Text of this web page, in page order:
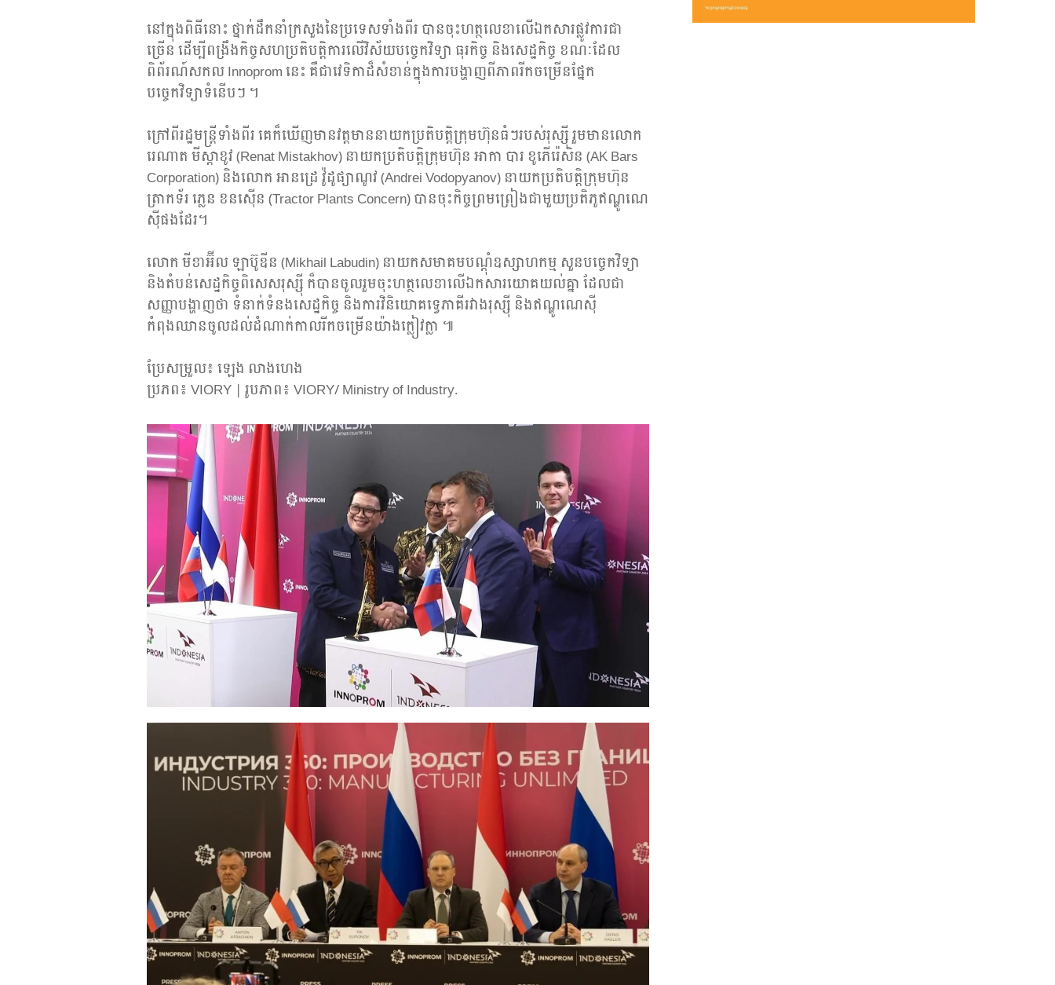
នៅក្នុងពិធីនោះ ថ្នាក់ដឹកនាំក្រសួងនៃប្រទេសទាំងពីរ បានចុះហត្ថលេខាលើឯកសារផ្លូវការជា
ច្រើន ដើម្បីពង្រឹងកិច្ចសហប្រតិបត្តិការលើវិស័យបច្ចេកវិទ្យា ធុរកិច្ច និងសេដ្ឋកិច្ច ខណៈដែល
ពិព័រណ៍សកល Innoprom នេះ គឺជាវេទិកាដ៏សំខាន់ក្នុងការបង្ហាញពីភាពរីកចម្រើនផ្នែក
បច្ចេកវិទ្យាទំនើបៗ ។
ក្រៅពីរដ្ឋមន្ត្រីទាំងពីរ គេក៏ឃើញមានវត្តមាននាយកប្រតិបត្តិក្រុមហ៊ុនធំៗរបស់រុស្ស៊ី រួមមានលោក
រេណាត មីស្តាខូវ (Renat Mistakhov) នាយកប្រតិបត្តិក្រុមហ៊ុន អាកា​ បារ​ ខូភើរ៉េសិន (AK Bars
Corporation) និងលោក អានដ្រេ វ៉ូដូផ្យាណូវ (Andrei Vodopyanov) នាយកប្រតិបត្តិក្រុមហ៊ុន
ត្រាកទ័រ ភ្លេន ខនស៊ើន (Tractor Plants Concern) បានចុះកិច្ចព្រមព្រៀងជាមួយប្រតិភូឥណ្ឌូណេ
ស៊ីផងដែរ​។
លោក មីខាអ៊ីល ឡាប៊ូឌីន (Mikhail Labudin) នាយកសមាគមបណ្តុំឧស្សាហកម្ម សួនបច្ចេកវិទ្យា
និងតំបន់សេដ្ឋកិច្ចពិសេសរុស្ស៊ី ក៏បានចូលរួមចុះហត្ថលេខាលើឯកសារយោគយល់គ្នា ដែលជា
សញ្ញាបង្ហាញថា ទំនាក់ទំនងសេដ្ឋកិច្ច និងការវិនិយោគទ្វេភាគីរវាងរុស្ស៊ី និងឥណ្ឌូណេស៊ី
កំពុងឈានចូលដល់ដំណាក់កាលរីកចម្រើនយ៉ាងក្លៀវក្លា ៕
ប្រែសម្រួល៖ ឡេង លាងហេង
ប្រភព៖ VIORY | រូបភាព៖ VIORY/ Ministry of Industry.